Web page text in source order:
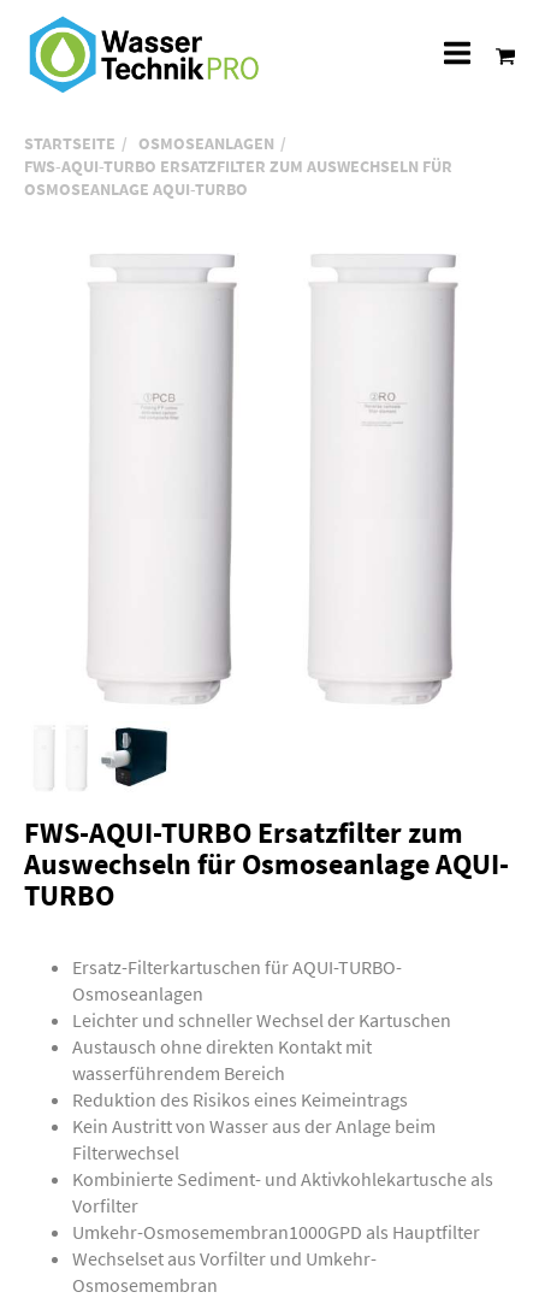
STARTSEITE
OSMOSEANLAGEN
FWS-AQUI-TURBO ERSATZFILTER ZUM AUSWECHSELN FÜR
OSMOSEANLAGE AQUI-TURBO
FWS-AQUI-TURBO Ersatzfilter zum
Auswechseln für Osmoseanlage AQUI-
TURBO
Ersatz-Filterkartuschen für AQUI-TURBO-
Osmoseanlagen
Leichter und schneller Wechsel der Kartuschen
Austausch ohne direkten Kontakt mit
wasserführendem Bereich
Reduktion des Risikos eines Keimeintrags
Kein Austritt von Wasser aus der Anlage beim
Filterwechsel
Kombinierte Sediment- und Aktivkohlekartusche als
Vorfilter
Umkehr-Osmosemembran1000GPD als Hauptfilter
Wechselset aus Vorfilter und Umkehr-
Osmosemembran